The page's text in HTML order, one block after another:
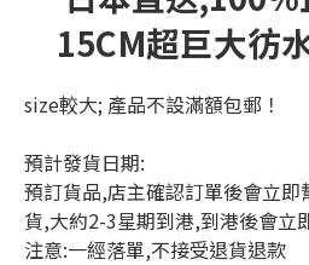
15CM超巨大彷
size較大; 產品不設滿額包郵！
預計發貨日期:
預訂貨品,店主確認訂單後會立
貨,大約2-3星期到港,到港後會立
注意:一經落單,不接受退貨退款